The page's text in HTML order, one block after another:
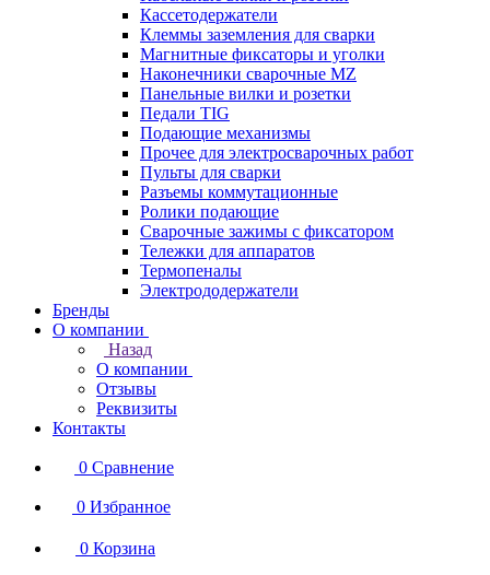
Кассетодержатели
Клеммы заземления для сварки
Магнитные фиксаторы и уголки
Наконечники сварочные MZ
Панельные вилки и розетки
Педали TIG
Подающие механизмы
Прочее для электросварочных работ
Пульты для сварки
Разъемы коммутационные
Ролики подающие
Сварочные зажимы с фиксатором
Тележки для аппаратов
Термопеналы
Электрододержатели
Бренды
О компании
Назад
О компании
Отзывы
Реквизиты
Контакты
0 Сравнение
0 Избранное
0 Корзина